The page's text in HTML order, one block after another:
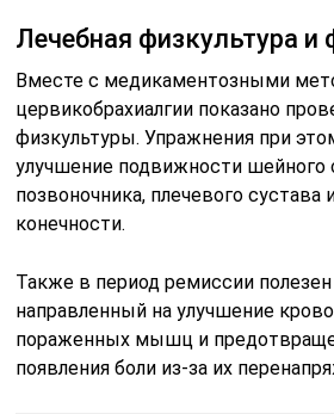
Лечебная физкультура и
Вместе с медикаментозными
цервикобрахиалгии показано
физкультуры. Упражнения при
улучшение подвижности шейного
позвоночника, плечевого сустава
конечности.
Также в период ремиссии
направленный на улучшение
пораженных мышц и
появления боли из-за их